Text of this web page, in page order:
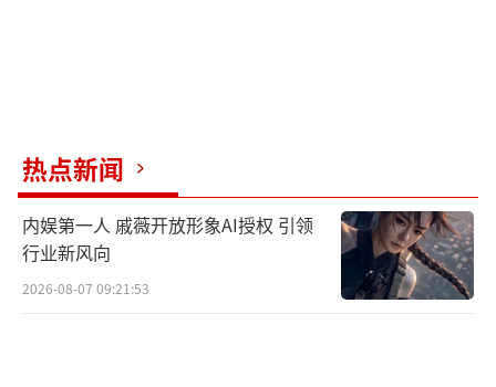
热点新闻
内娱第一人 戚薇开放形象AI授权 引领
行业新风向
2026-08-07 09:21:53